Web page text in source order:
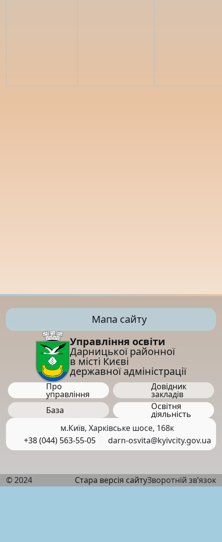
Мапа сайту
Управління освіти
Дарницької районної
в місті Києві
державної адміністрації
Про
управління
Довідник
закладів
База
Освітня
діяльність
м.Київ, Харківське шосе, 168к
+38 (044) 563-55-05
darn-osvita@kyivcity.gov.ua
© 2024 Стара версія сайтуЗворотній зв’язок